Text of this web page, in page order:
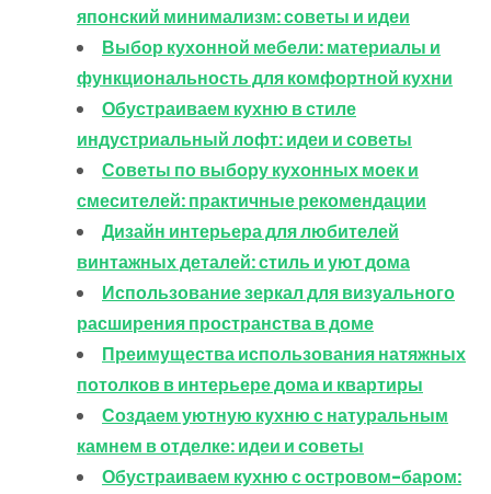
японский минимализм: советы и идеи
Выбор кухонной мебели: материалы и
функциональность для комфортной кухни
Обустраиваем кухню в стиле
индустриальный лофт: идеи и советы
Советы по выбору кухонных моек и
смесителей: практичные рекомендации
Дизайн интерьера для любителей
винтажных деталей: стиль и уют дома
Использование зеркал для визуального
расширения пространства в доме
Преимущества использования натяжных
потолков в интерьере дома и квартиры
Создаем уютную кухню с натуральным
камнем в отделке: идеи и советы
Обустраиваем кухню с островом-баром: